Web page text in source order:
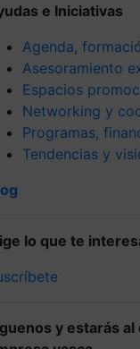
e Iniciativas
Agenda,
Asesoramiento
Espacios
Networking y
Programas,
Tendencias y
lo que te
y estarás